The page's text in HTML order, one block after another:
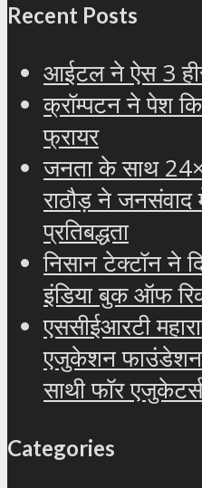
Recent Posts
आईटल ने ऐस 3
क्रॉम्पटन ने पेश
फ्रायर
जनता के साथ
राठौड़ ने जनसंवाद
प्रतिबद्धता
निसान टेक्टॉन ने
इंडिया बुक ऑफ
एससीईआरटी
एजुकेशन फाउंडेशन
साथी फॉर
Categories